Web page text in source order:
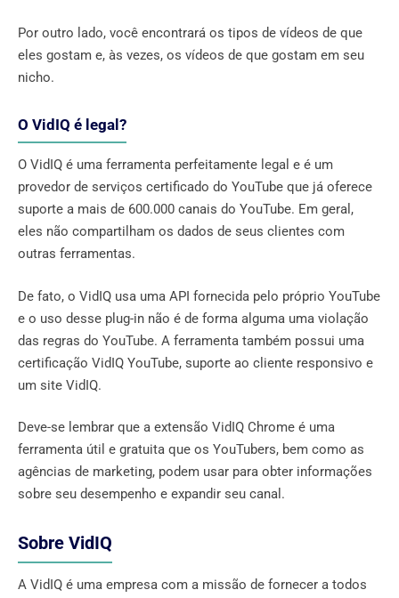
Por outro lado, você encontrará os tipos de vídeos de que
eles gostam e, às vezes, os vídeos de que gostam em seu
nicho.
O VidIQ é legal?
O VidIQ é uma ferramenta perfeitamente legal e é um
provedor de serviços certificado do YouTube que já oferece
suporte a mais de 600.000 canais do YouTube. Em geral,
eles não compartilham os dados de seus clientes com
outras ferramentas.
De fato, o VidIQ usa uma API fornecida pelo próprio YouTube
e o uso desse plug-in não é de forma alguma uma violação
das regras do YouTube. A ferramenta também possui uma
certificação VidIQ YouTube, suporte ao cliente responsivo e
um site VidIQ.
Deve-se lembrar que a extensão VidIQ Chrome é uma
ferramenta útil e gratuita que os YouTubers, bem como as
agências de marketing, podem usar para obter informações
sobre seu desempenho e expandir seu canal.
Sobre VidIQ
A VidIQ é uma empresa com a missão de fornecer a todos